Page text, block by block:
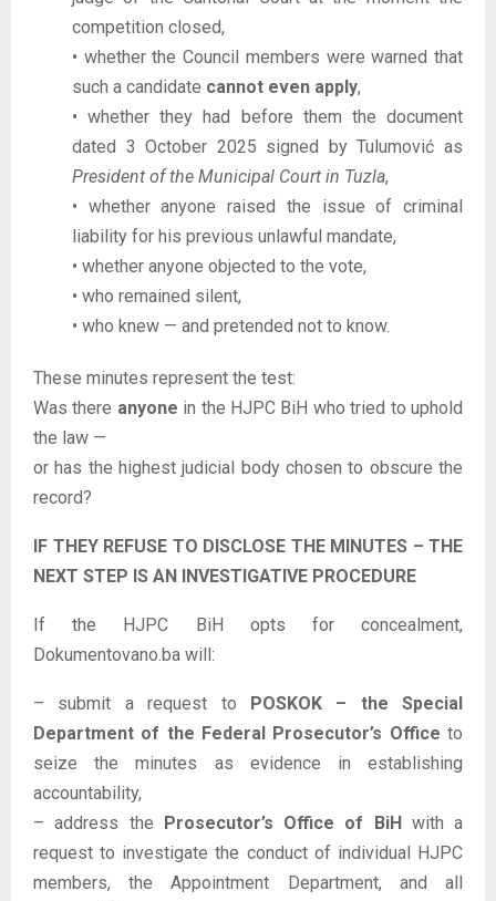
competition closed,
• whether the Council members were warned that
such a candidate cannot even apply,
• whether they had before them the document
dated 3 October 2025 signed by Tulumović as
President of the Municipal Court in Tuzla,
• whether anyone raised the issue of criminal
liability for his previous unlawful mandate,
• whether anyone objected to the vote,
• who remained silent,
• who knew — and pretended not to know.
These minutes represent the test:
Was there anyone in the HJPC BiH who tried to uphold
the law —
or has the highest judicial body chosen to obscure the
record?
IF THEY REFUSE TO DISCLOSE THE MINUTES – THE
NEXT STEP IS AN INVESTIGATIVE PROCEDURE
If the HJPC BiH opts for concealment,
Dokumentovano.ba will:
– submit a request to
POSKOK – the Special
Department of the Federal Prosecutor’s Office to
seize the minutes as evidence in establishing
accountability,
– address the
Prosecutor’s Office of BiH
with a
request to investigate the conduct of individual HJPC
members, the Appointment Department, and all